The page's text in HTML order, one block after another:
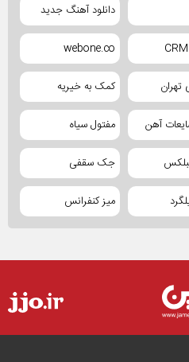
دانلود آهنگ جدید
webone.co
کمک به خیریه
آهن مفتول سیاه
جک سقفی
میز کنفرانس